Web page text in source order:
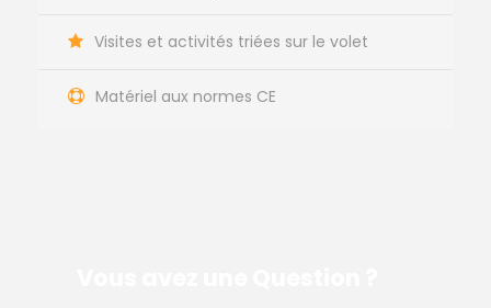
Visites et activités triées sur le volet
Matériel aux normes CE